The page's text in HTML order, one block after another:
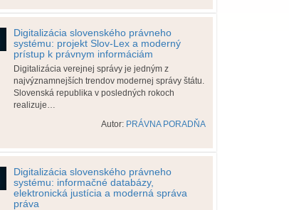
Digitalizácia slovenského právneho
systému: projekt Slov-Lex a moderný
prístup k právnym informáciám
Digitalizácia verejnej správy je jedným z
najvýznamnejších trendov modernej správy štátu.
Slovenská republika v posledných rokoch
realizuje…
Autor: PRÁVNA PORADŇA
Digitalizácia slovenského právneho
systému: informačné databázy,
elektronická justícia a moderná správa
práva